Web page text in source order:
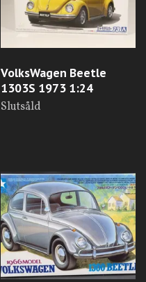
VolksWagen Beetle
1303S 1973 1:24
Slutsåld